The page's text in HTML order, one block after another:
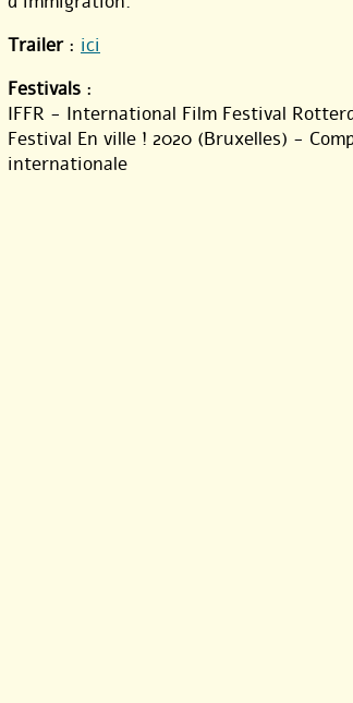
Trailer: ici
Festivals :
IFFR - International Film Festival
Festival En ville ! 2020 (Bruxelles) -
internationale